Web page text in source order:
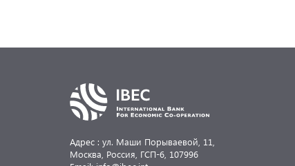
Адрес : ул. Маши Порываевой, 11,
Москва, Россия, ГСП-6, 107996